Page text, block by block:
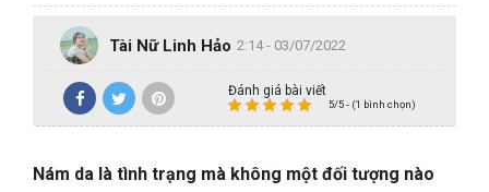
BỆNH PHỤ KHOA
BỆNH XƯƠNG KHỚP
Tài Nữ Linh Hảo 2:14 - 03/07/2022
Đánh giá bài viết
5/5 - (1 bình chọn)
Nám da là tình trạng mà không một đối tượng nào